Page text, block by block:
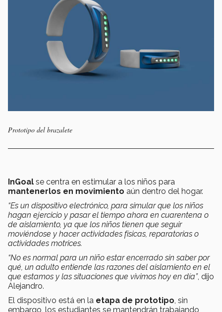
Prototipo del brazalete
InGoal se centra en estimular a los niños para
mantenerlos en movimiento aún dentro del hogar.
“Es un dispositivo electrónico, para simular que los niños
hagan ejercicio y pasar el tiempo ahora en cuarentena o
de aislamiento, ya que los niños tienen que seguir
moviéndose y hacer actividades físicas, reparatorias o
actividades motrices.
“No es normal para un niño estar encerrado sin saber por
qué, un adulto entiende las razones del aislamiento en el
que estamos y las situaciones que vivimos hoy en día”, dijo
Alejandro.
El dispositivo está en la etapa de prototipo, sin
embargo, los estudiantes se mantendrán trabajando